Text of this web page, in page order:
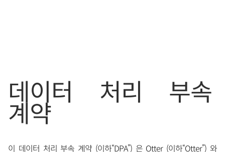
데이터 처리 부속
계약
이 데이터 처리 부속 계약 (이하“DPA”) 은 Otter (이하“Otter”) 와